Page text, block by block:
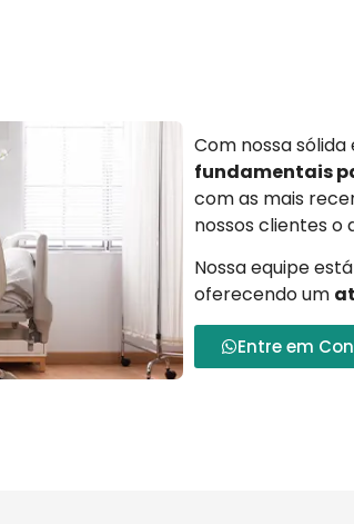
Com nossa
fundamentais
com as mais
nossos clientes o
Nossa equipe
oferecendo um
Entre em